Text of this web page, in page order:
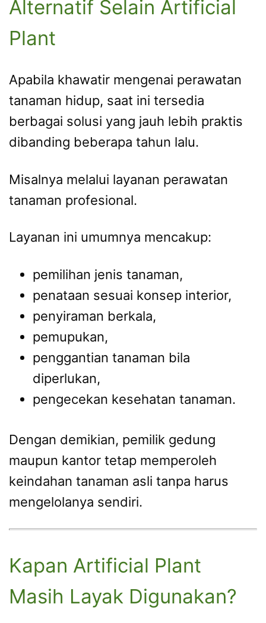
Alternatif Selain Artificial
Plant
Apabila khawatir mengenai perawatan
tanaman hidup, saat ini tersedia
berbagai solusi yang jauh lebih praktis
dibanding beberapa tahun lalu.
Misalnya melalui layanan perawatan
tanaman profesional.
Layanan ini umumnya mencakup:
pemilihan jenis tanaman,
penataan sesuai konsep interior,
penyiraman berkala,
pemupukan,
penggantian tanaman bila
diperlukan,
pengecekan kesehatan tanaman.
Dengan demikian, pemilik gedung
maupun kantor tetap memperoleh
keindahan tanaman asli tanpa harus
mengelolanya sendiri.
Kapan Artificial Plant
Masih Layak Digunakan?